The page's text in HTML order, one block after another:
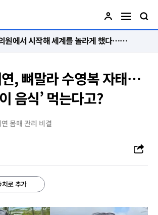
“절대 먼저 말하지 않아요. 대신 먼저 듣습니다”
, 뼈말라 수영복 자태…
음식’ 먹는다고?
몸매 관리 비결
로 추가